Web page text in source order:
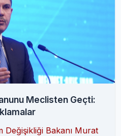
Meclisten Geçti:
Değişikliği Bakanı Murat